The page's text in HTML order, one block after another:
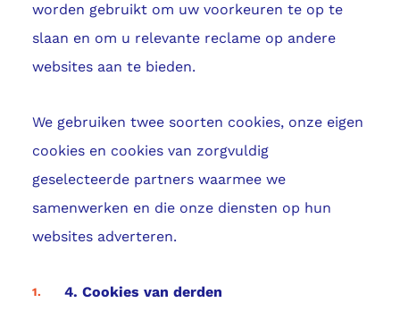
worden gebruikt om uw voorkeuren te op te
slaan en om u relevante reclame op andere
websites aan te bieden.
We gebruiken twee soorten cookies, onze eigen
cookies en cookies van zorgvuldig
geselecteerde partners waarmee we
samenwerken en die onze diensten op hun
websites adverteren.
4. Cookies van derden